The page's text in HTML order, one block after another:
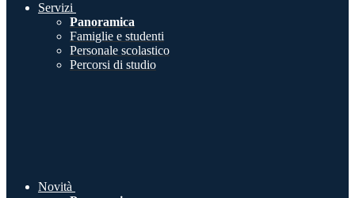
Servizi
Panoramica
Famiglie e studenti
Personale scolastico
Percorsi di studio
Novità